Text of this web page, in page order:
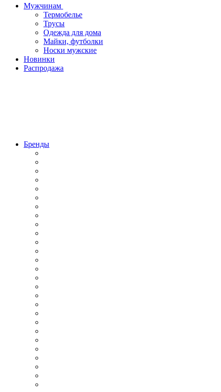
Мужчинам
Термобелье
Трусы
Одежда для дома
Майки, футболки
Носки мужские
Новинки
Распродажа
Бренды